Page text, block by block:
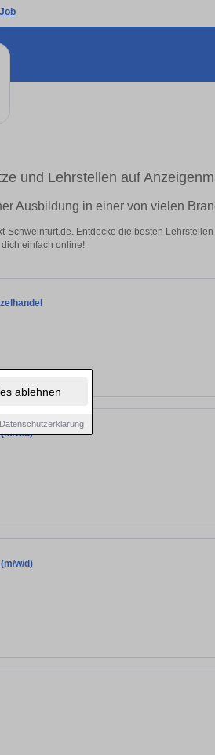
ablehnen
Datenschutzerklärung
Job
und Lehrstellen auf
Ausbildung in einer von vielen
Schweinfurt.de. Entdecke die besten
dich einfach online!
w/d)
w/d)